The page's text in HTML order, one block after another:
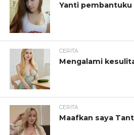
Yanti pembantuku
CERITA
Mengalami
CERITA
Maafkan saya